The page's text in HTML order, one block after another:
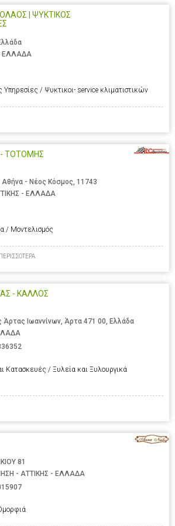
| ΨΥΚΤΙΚΟΣ
ΕΛΛΑΔΑ
Υπηρεσίες / Ψυκτικοι- service κλιματιστικών
- ΤΟΤΟΜΗΣ
Αθήνα - Νέος Κόσμος, 11743
- ΕΛΛΑΔΑ
/ Μοντελισμός
ΠΕΡΙΣΣΟΤΕΡΑ
- ΚΑΛΛΟΣ
Άρτας Ιωαννίνων, Άρτα 471 00, Ελλάδα
Κατασκευές / Ξυλεία και Ξυλουργικά
81
- ΑΤΤΙΚΗΣ - ΕΛΛΑΔΑ